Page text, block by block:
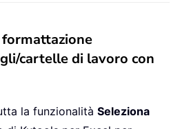
cartelle di lavoro con
la funzionalità Seleziona